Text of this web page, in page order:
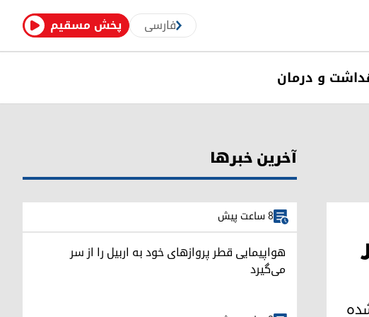
پخش مسقیم فارسی
و درمان
آخرین خبرها
8 ساعت پیش
هواپیمایی قطر پروازهای خود به اربیل را از سر
می‌گیرد